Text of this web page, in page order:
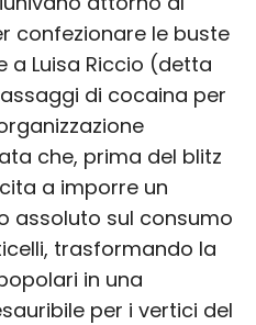
confezionare le buste
a Luisa Riccio (detta
di cocaina per
che, prima del blitz
a imporre un
assoluto sul consumo
trasformando la
in una
per i vertici del